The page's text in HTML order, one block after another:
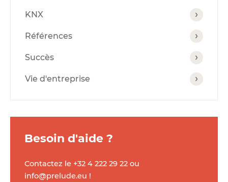
KNX
Références
Succès
Vie d'entreprise
Besoin d'aide ?
Contactez le +32 4 222 29 22 ou
info@prelude.eu !